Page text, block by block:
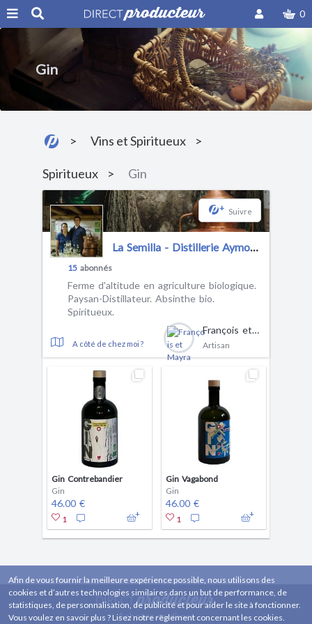
0
Gin
Vins et Spiritueux
Spiritueux Gin
+ Suivre
La Semilla - Distillerie Aymonier
15 abonnés
Ferme d'altitude en agriculture biologique.
Paysan-Distillateur. Absinthe bio.
Spiritueux.
A côté de chez moi ?
François et Mayra Aymonier
Artisan
Gin Contrebandier
Gin
46.00 €
1
Gin Vagabond
Gin
46.00 €
1
Acheter en direct
Afin de vous fournir la meilleure expérience possible, nous utilisons des
cookies et d’autres technologies similaires dans un but de performance, de
statistiques, de personnalisation, de publicité et pour aider le site à fonctionner.
Vous voulez en savoir plus ? Lisez notre règlement concernant les cookies.